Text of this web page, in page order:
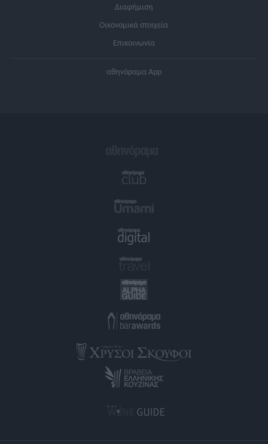
Διαφήμιση
Οικονομικά στοιχεία
Επικοινωνία
αθηνόραμα App